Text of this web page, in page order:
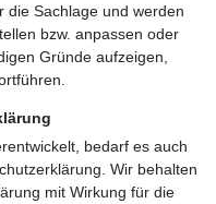
die Sachlage und werden
bzw. anpassen oder
Gründe aufzeigen,
bedarf es auch
Wir behalten
mit Wirkung für die